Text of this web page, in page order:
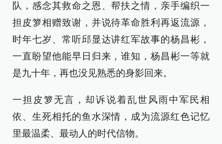
队，感念其救命之恩、帮扶之情，亲手编织一
担皮箩相赠致谢，并说待革命胜利再返流源，
时年七岁、常听邱显达讲红军故事的杨昌彬，
一直盼望他能早日归来，谁知，杨昌彬一等就
是九十年，再也没见熟悉的身影回来。
一担皮箩无言，却诉说着乱世风雨中军民相
依、生死相托的鱼水深情，成为流源红色记忆
里最温柔、最动人的时代信物。